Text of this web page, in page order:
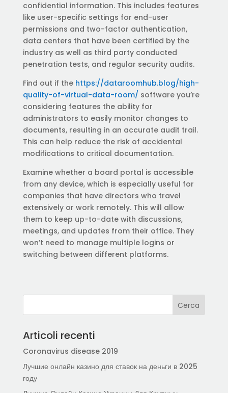
confidential information. This includes features
like user-specific settings for end-user
permissions and two-factor authentication,
data centers that have been certified by the
industry as well as third party conducted
penetration tests, and regular security audits.
Find out if the https://dataroomhub.blog/high-
quality-of-virtual-data-room/ software you’re
considering features the ability for
administrators to easily monitor changes to
documents, resulting in an accurate audit trail.
This can help reduce the risk of accidental
modifications to critical documentation.
Examine whether a board portal is accessible
from any device, which is especially useful for
companies that have directors who travel
extensively or work remotely. This will allow
them to keep up-to-date with discussions,
meetings, and updates from their office. They
won’t need to manage multiple logins or
switching between different platforms.
Articoli recenti
Coronavirus disease 2019
Лучшие онлайн казино для ставок на деньги в 2025
году